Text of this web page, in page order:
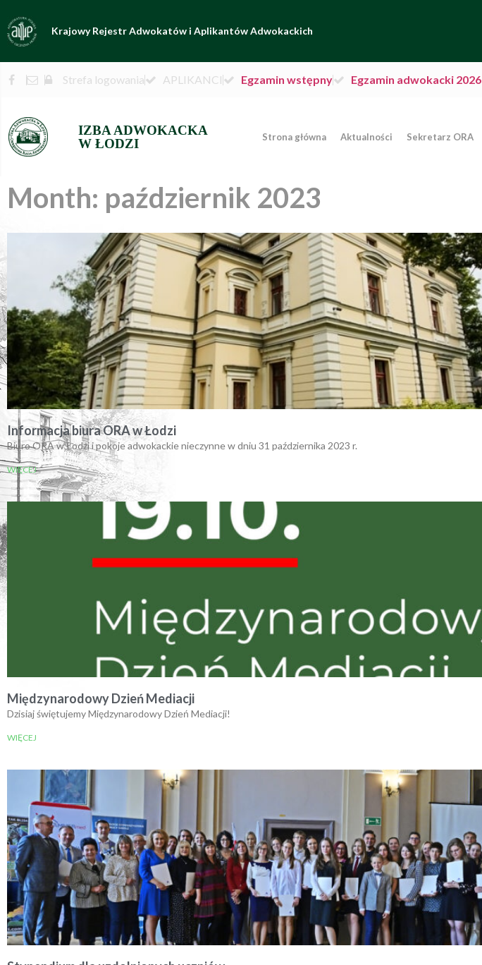
Krajowy Rejestr Adwokatów i Aplikantów Adwokackich
Strefa logowania APLIKANCI Egzamin wstępny Egzamin adwokacki 2026
IZBA ADWOKACKA
W ŁODZI
Strona główna Aktualności Sekretarz ORA
Month: październik 2023
Informacja biura ORA w Łodzi
Biuro ORA w Łodzi i pokoje adwokackie nieczynne w dniu 31 października 2023 r.
WIĘCEJ
Międzynarodowy Dzień Mediacji
Dzisiaj świętujemy Międzynarodowy Dzień Mediacji!
WIĘCEJ